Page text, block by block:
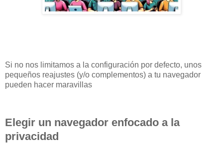
Si no nos limitamos a la configuración por defecto, unos
pequeños reajustes (y/o complementos) a tu navegador
pueden hacer maravillas
Elegir un navegador enfocado a la
privacidad